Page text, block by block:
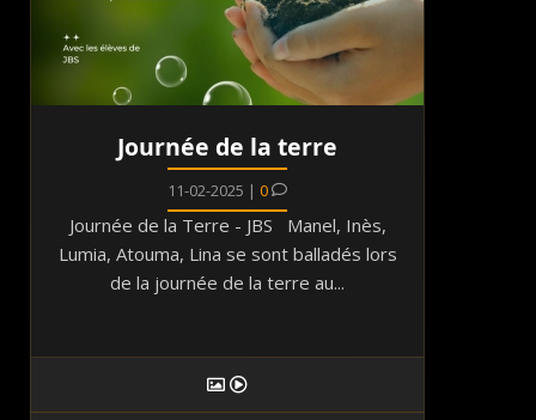
Journée de la terre
11-02-2025 | 0
Journée de la Terre - JBS Manel, Inès,
Lumia, Atouma, Lina se sont balladés lors
de la journée de la terre au...